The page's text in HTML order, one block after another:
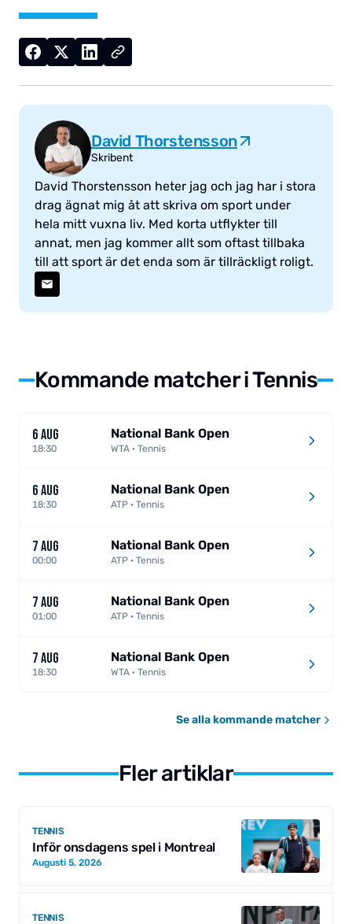
David Thorstensson
Skribent
David Thorstensson heter jag och jag har i stora
drag ägnat mig åt att skriva om sport under
hela mitt vuxna liv. Med korta utflykter till
annat, men jag kommer allt som oftast tillbaka
till att sport är det enda som är tillräckligt roligt.
Kommande matcher i Tennis
6 AUG
18:30
National Bank Open
WTA · Tennis
6 AUG
18:30
National Bank Open
ATP · Tennis
7 AUG
00:00
National Bank Open
ATP · Tennis
7 AUG
01:00
National Bank Open
ATP · Tennis
7 AUG
18:30
National Bank Open
WTA · Tennis
Se alla kommande matcher
Fler artiklar
TENNIS
Inför onsdagens spel i Montreal
Augusti 5, 2026
TENNIS